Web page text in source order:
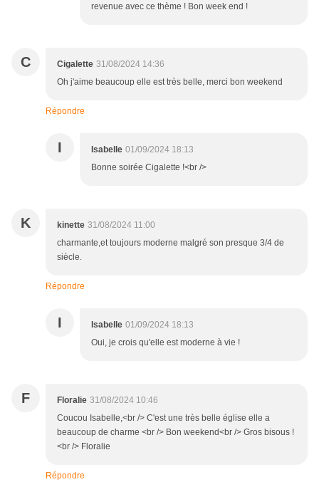
revenue avec ce thème ! Bon week end !
C Cigalette 31/08/2024 14:36
Oh j'aime beaucoup elle est très belle, merci bon weekend
Répondre
I Isabelle 01/09/2024 18:13
Bonne soirée Cigalette !<br />
K kinette 31/08/2024 11:00
charmante,et toujours moderne malgré son presque 3/4 de
siècle.
Répondre
I Isabelle 01/09/2024 18:13
Oui, je crois qu'elle est moderne à vie !
F Floralie 31/08/2024 10:46
Coucou Isabelle,<br /> C'est une très belle église elle a
beaucoup de charme <br /> Bon weekend<br /> Gros bisous !
<br /> Floralie
Répondre